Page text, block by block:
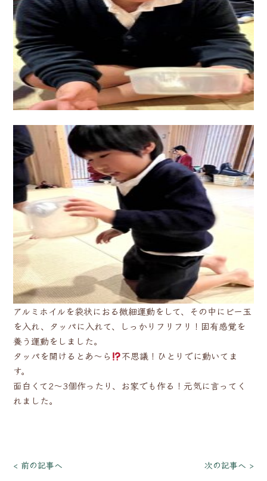
アルミホイルを袋状におる微細運動をして、その中にビー玉
を入れ、タッパに入れて、しっかりフリフリ！固有感覚を
養う運動をしました。
タッパを開けるとあ～ら
不思議！ひとりでに動いてま
す。
面白くて2～3個作ったり、お家でも作る！元気に言ってく
れました。
< 前の記事へ 次の記事へ >